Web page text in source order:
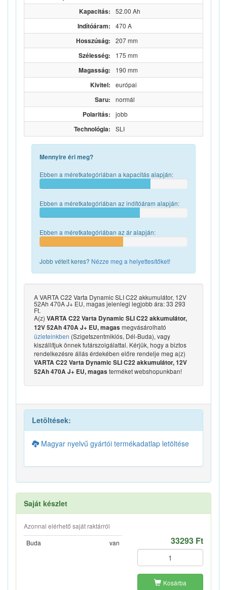
Kapacitás: 52.00 Ah
Indítóáram: 470 A
Hosszúság: 207 mm
Szélesség: 175 mm
Magasság: 190 mm
Kivitel: európai
Saru: normál
Polaritás: jobb
Technológia: SLI
Mennyire éri meg?
Ebben a méretkategóriában a kapacitás alapján:
Ebben a méretkategóriában az indítóáram alapján:
Ebben a méretkategóriában az ár alapján:
Jobb vételt keres? Nézze meg a helyettesítőket!
A VARTA C22 Varta Dynamic SLI C22 akkumulátor, 12V
52Ah 470A J+ EU, magas jelenlegi legjobb ára: 33 293
Ft.
A(z) VARTA C22 Varta Dynamic SLI C22 akkumulátor,
12V 52Ah 470A J+ EU, magas megvásárolható
üzleteinkben (Szigetszentmiklós, Dél-Buda), vagy
kiszállítjuk önnek futárszolgálattal. Kérjük, hogy a biztos
rendelkezésre állás érdekében előre rendelje meg a(z)
VARTA C22 Varta Dynamic SLI C22 akkumulátor, 12V
52Ah 470A J+ EU, magas terméket webshopunkban!
Letöltések:
Magyar nyelvű gyártói termékadatlap letöltése
Saját készlet
Azonnal elérhető saját raktárról
Buda
van 33293 Ft
Kosárba